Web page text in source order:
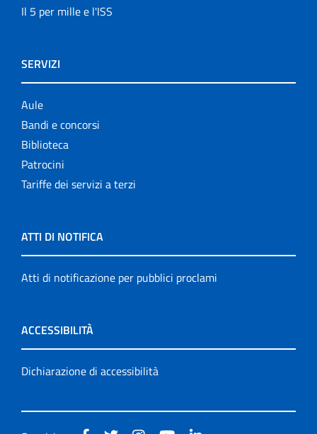
Il 5 per mille e l'ISS
SERVIZI
Aule
Bandi e concorsi
Biblioteca
Patrocini
Tariffe dei servizi a terzi
ATTI DI NOTIFICA
Atti di notificazione per pubblici proclami
ACCESSIBILITÀ
Dichiarazione di accessibilità